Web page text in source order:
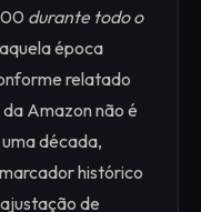
durante todo o
época
relatado
Amazon não é
década,
histórico
de